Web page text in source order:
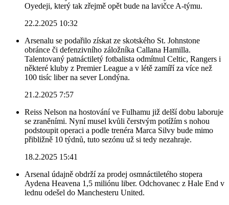
Oyedeji, který tak zřejmě opět bude na lavičce A-týmu.
22.2.2025 10:32
Arsenalu se podařilo získat ze skotského St. Johnstone
obránce či defenzivního záložníka Callana Hamilla.
Talentovaný patnáctiletý fotbalista odmítnul Celtic, Rangers i
některé kluby z Premier League a v létě zamíří za více než
100 tisíc liber na sever Londýna.
21.2.2025 7:57
Reiss Nelson na hostování ve Fulhamu již delší dobu laboruje
se zraněními. Nyní musel kvůli čerstvým potížím s nohou
podstoupit operaci a podle trenéra Marca Silvy bude mimo
přibližně 10 týdnů, tuto sezónu už si tedy nezahraje.
18.2.2025 15:41
Arsenal údajně obdrží za prodej osmnáctiletého stopera
Aydena Heavena 1,5 miliónu liber. Odchovanec z Hale End v
lednu odešel do Manchesteru United.